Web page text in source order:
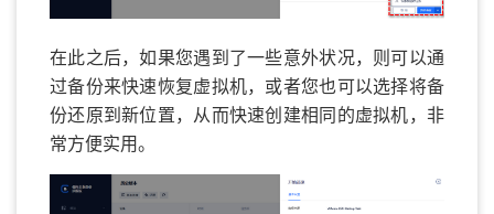
在此之后，如果您遇到了一些意外状况，则可以通
过备份来快速恢复虚拟机，或者您也可以选择将备
份还原到新位置，从而快速创建相同的虚拟机，非
常方便实用。